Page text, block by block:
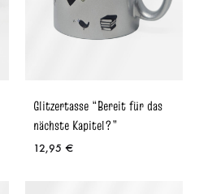
Glitzertasse “Bereit für das
nächste Kapitel?”
12,95 €